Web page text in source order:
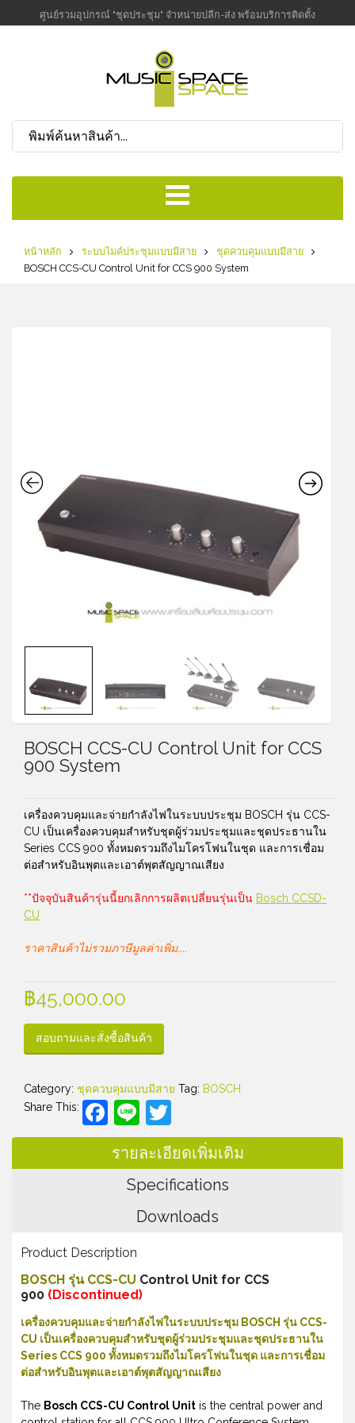
ศูนย์รวมอุปกรณ์ "ชุดประชุม" จำหน่ายปลีก-ส่ง พร้อมบริการติดตั้ง
หน้าหลัก ระบบไมค์ประชุมแบบมีสาย
ชุดควบคุมแบบมีสาย
BOSCH CCS-CU Control Unit for CCS 900 System
BOSCH CCS-CU Control Unit for CCS
900 System
เครื่องควบคุมและจ่ายกำลังไฟในระบบประชุม BOSCH รุ่น CCS-
CU เป็นเครื่องควบคุมสำหรับชุดผู้ร่วมประชุมและชุดประธานใน
Series CCS 900 ทั้งหมดรวมถึงไมโครโฟนในชุด และการเชื่อม
ต่อสำหรับอินพุตและเอาต์พุตสัญญาณเสียง
**ปัจจุบันสินค้ารุ่นนี้ยกเลิกการผลิตเปลี่ยนรุ่นเป็น Bosch CCSD-
CU
ราคาสินค้าไม่รวมภาษีมูลค่าเพิ่ม…..
฿45,000.00
สอบถามและสั่งซื้อสินค้า
Category: ชุดควบคุมแบบมีสาย Tag: BOSCH
Share This:
Facebook
Line
รายละเอียดเพิ่มเติม
Specifications
Downloads
Product Description
BOSCH รุ่น CCS-CU Control Unit for CCS
900 (Discontinued)
เครื่องควบคุมและจ่ายกำลังไฟในระบบประชุม BOSCH รุ่น CCS-
CU เป็นเครื่องควบคุมสำหรับชุดผู้ร่วมประชุมและชุดประธานใน
Series CCS 900 ทั้งหมดรวมถึงไมโครโฟนในชุด และการเชื่อม
ต่อสำหรับอินพุตและเอาต์พุตสัญญาณเสียง
The Bosch CCS-CU Control Unit is the central power and